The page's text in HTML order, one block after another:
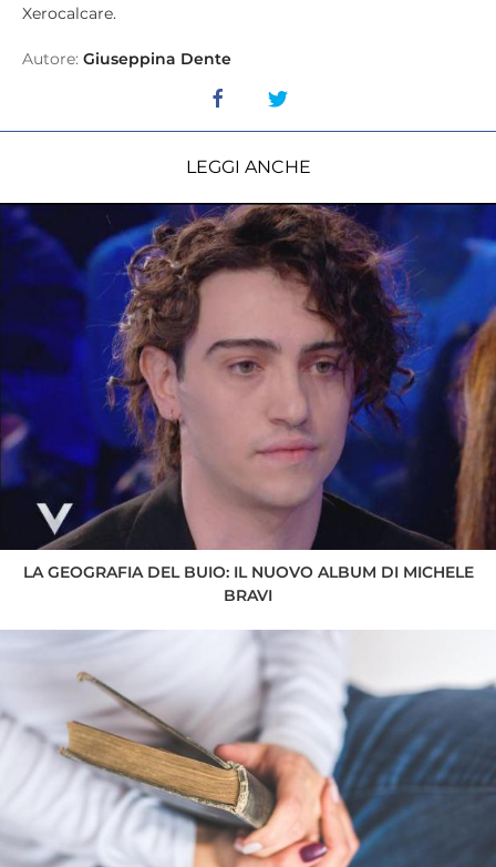
Xerocalcare.
Autore: Giuseppina Dente
LEGGI ANCHE
LA GEOGRAFIA DEL BUIO: IL NUOVO ALBUM DI MICHELE
BRAVI